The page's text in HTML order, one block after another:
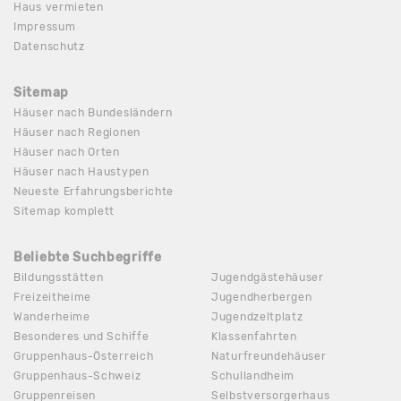
Haus vermieten
Impressum
Datenschutz
Sitemap
Häuser nach Bundesländern
Häuser nach Regionen
Häuser nach Orten
Häuser nach Haustypen
Neueste Erfahrungsberichte
Sitemap komplett
Beliebte Suchbegriffe
Bildungsstätten
Freizeitheime
Wanderheime
Besonderes und Schiffe
Gruppenhaus-Österreich
Gruppenhaus-Schweiz
Gruppenreisen
Jugendgästehäuser
Jugendherbergen
Jugendzeltplatz
Klassenfahrten
Naturfreundehäuser
Schullandheim
Selbstversorgerhaus